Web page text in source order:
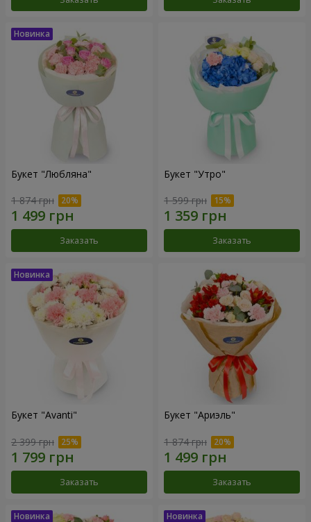
Букет "Любляна"
1 874 грн
Заказать
Букет "Утро"
1 599 грн
Заказать
Букет "Avanti"
2 399 грн
Заказать
Букет "Ариэль"
1 874 грн
Заказать